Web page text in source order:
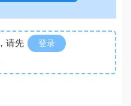
请先 登录